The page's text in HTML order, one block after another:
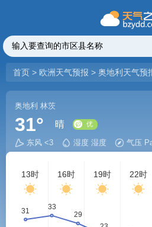
首页 > 欧洲天气预报 > 奥地利天气预
奥地利 林茨
31° 晴
东风 <3 湿度 湿度 气压
13时 16时 19时 22时